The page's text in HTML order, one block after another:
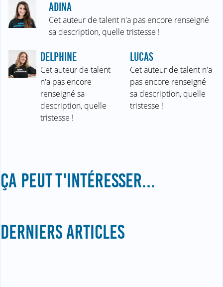
ADINA
Cet auteur de talent n'a pas encore renseigné
sa description, quelle tristesse !
DELPHINE
Cet auteur de talent
n'a pas encore
renseigné sa
description, quelle
tristesse !
LUCAS
Cet auteur de talent n'a
pas encore renseigné
sa description, quelle
tristesse !
ÇA PEUT T'INTÉRESSER...
DERNIERS ARTICLES